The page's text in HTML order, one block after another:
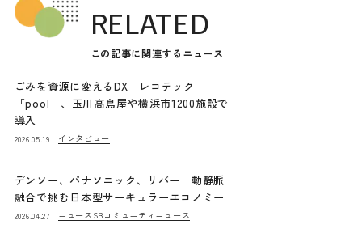
RELATED
この記事に関連するニュース
ごみを資源に変えるDX レコテック
「pool」、玉川高島屋や横浜市1200施設で
導入
2026.05.19 インタビュー
デンソー、パナソニック、リバー 動静脈
融合で挑む日本型サーキュラーエコノミー
2026.04.27 ニュース SBコミュニティニュース